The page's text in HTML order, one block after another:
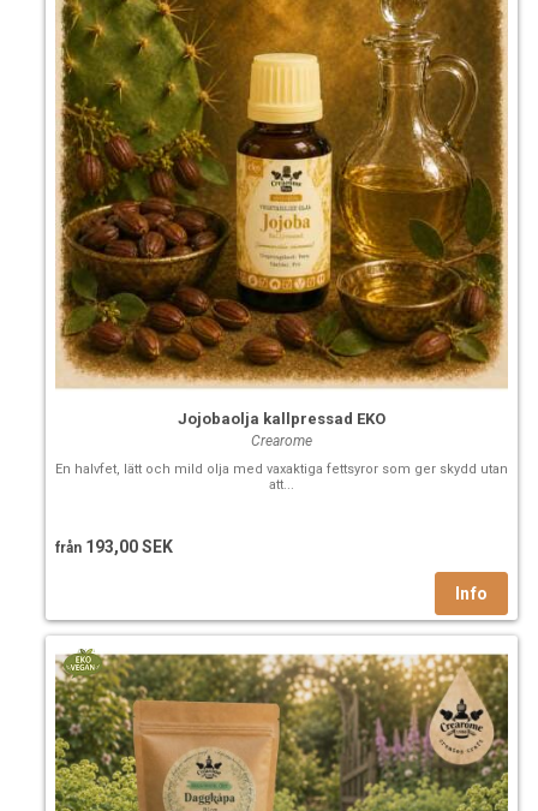
Jojobaolja kallpressad EKO
Crearome
En halvfet, lätt och mild olja med vaxaktiga fettsyror som ger skydd utan
att...
från 193,00 SEK